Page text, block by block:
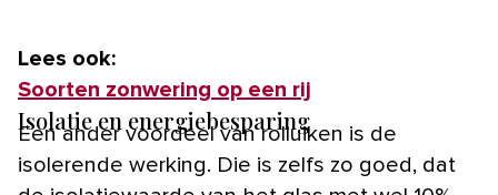
Lees ook:
Soorten zonwering op een rij
Isolatie en energiebesparing
Een ander voordeel van rolluiken is de
isolerende werking. Die is zelfs zo goed, dat